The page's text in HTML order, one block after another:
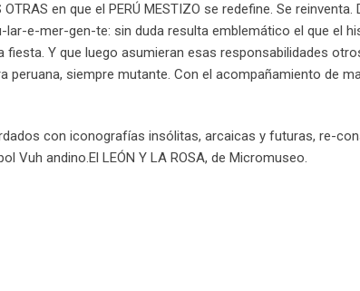
en que el PERÚ MESTIZO se redefine. Se
e-mer-gen-te: sin duda resulta emblemático el que el
fiesta. Y que luego asumieran esas responsabilidades
peruana, siempre mutante. Con el acompañamiento de
con iconografías insólitas, arcaicas y futuras, re-
Vuh andino.El LEÓN Y LA ROSA, de Micromuseo.